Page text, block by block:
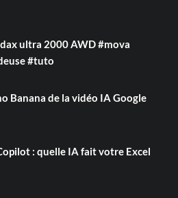
ultra 2000 AWD #mova
#tuto
Banana de la vidéo IA Google
: quelle IA fait votre Excel